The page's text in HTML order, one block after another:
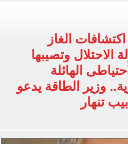
وغياب إمام عاشور
بولاية نورث كارولينا
الحر بـ25 جنيها من الغد
الغاز
وتصيبها
الهائلة
وزير الطاقة يدعو
تنهار